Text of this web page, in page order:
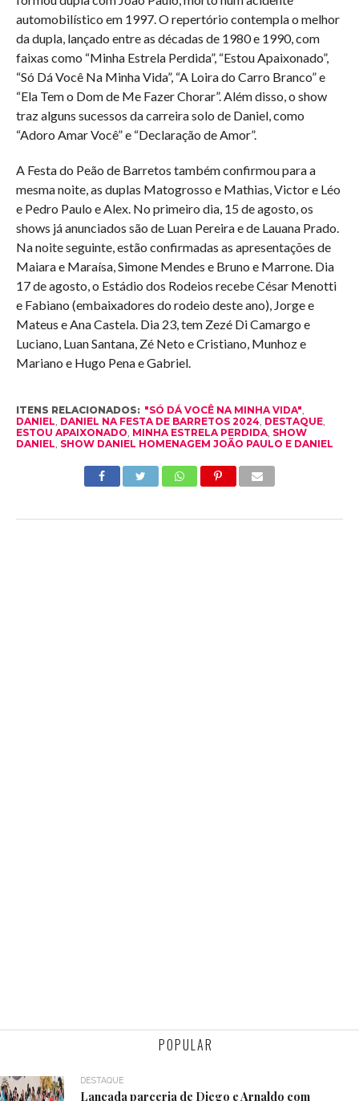
automobilístico em 1997. O repertório contempla o melhor
da dupla, lançado entre as décadas de 1980 e 1990, com
faixas como “Minha Estrela Perdida”, “Estou Apaixonado”,
“Só Dá Você Na Minha Vida”, “A Loira do Carro Branco” e
“Ela Tem o Dom de Me Fazer Chorar”. Além disso, o show
traz alguns sucessos da carreira solo de Daniel, como
“Adoro Amar Você” e “Declaração de Amor”.
A Festa do Peão de Barretos também confirmou para a
mesma noite, as duplas Matogrosso e Mathias, Victor e Léo
e Pedro Paulo e Alex. No primeiro dia, 15 de agosto, os
shows já anunciados são de Luan Pereira e de Lauana Prado.
Na noite seguinte, estão confirmadas as apresentações de
Maiara e Maraísa, Simone Mendes e Bruno e Marrone. Dia
17 de agosto, o Estádio dos Rodeios recebe César Menotti
e Fabiano (embaixadores do rodeio deste ano), Jorge e
Mateus e Ana Castela. Dia 23, tem Zezé Di Camargo e
Luciano, Luan Santana, Zé Neto e Cristiano, Munhoz e
Mariano e Hugo Pena e Gabriel.
ITENS RELACIONADOS: "SÓ DÁ VOCÊ NA MINHA VIDA"
DANIEL DANIEL NA FESTA DE BARRETOS 2024 DESTAQUE,
ESTOU APAIXONADO MINHA ESTRELA PERDIDA, SHOW
DANIEL SHOW DANIEL HOMENAGEM JOÃO PAULO E DANIEL
POPULAR
DESTAQUE
Lançada parceria de Diego e Arnaldo com